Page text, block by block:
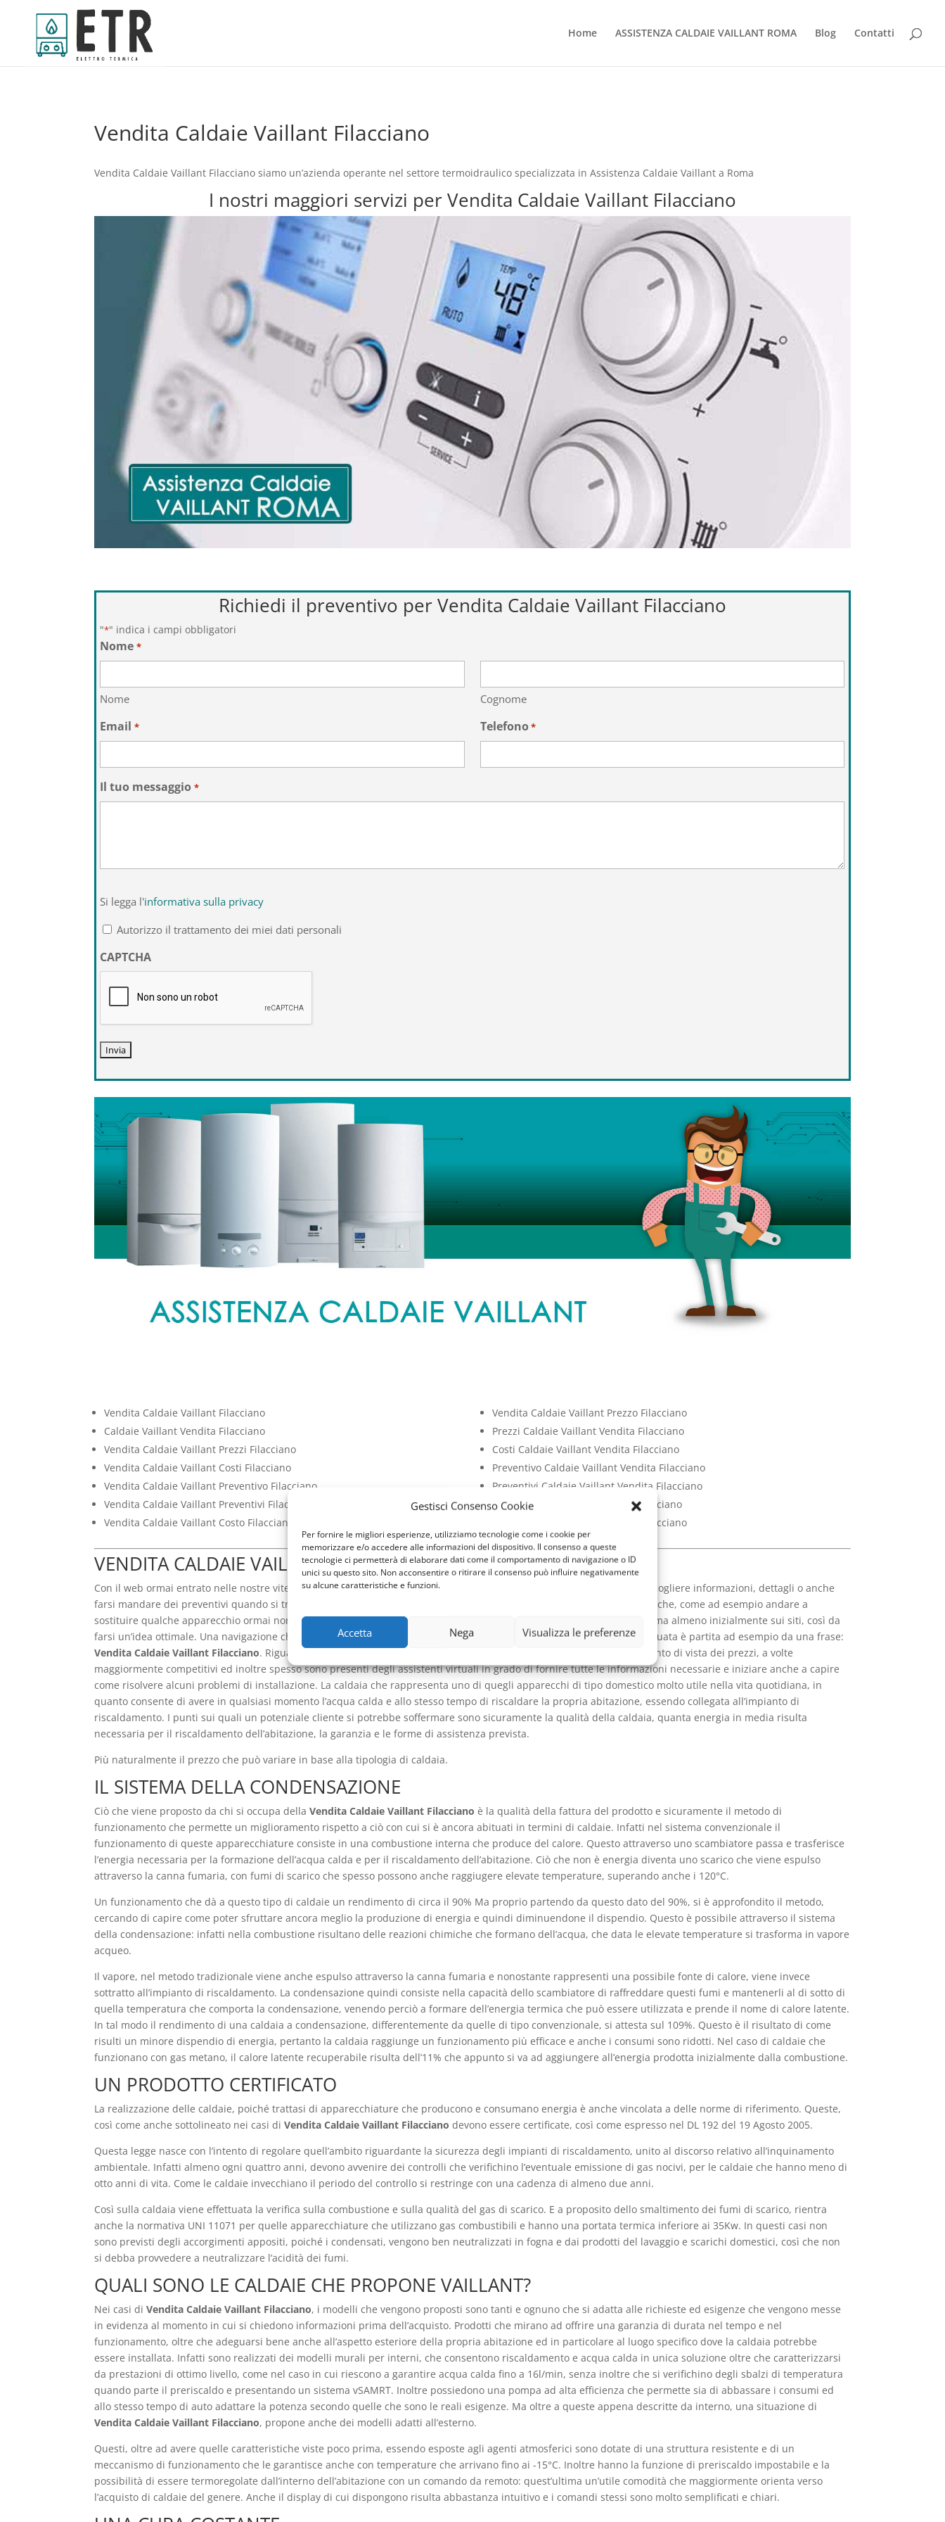
Gestisci Consenso Cookie
Per fornire le migliori esperienze, utilizziamo tecnologie come i cookie per
memorizzare e/o accedere alle informazioni del dispositivo. Il consenso a queste
tecnologie ci permetterà di elaborare dati come il comportamento di navigazione o ID
unici su questo sito. Non acconsentire o ritirare il consenso può influire negativamente
su alcune caratteristiche e funzioni.
Accetta Nega Visualizza le preferenze
Home ASSISTENZA CALDAIE VAILLANT ROMA Blog Contatti
Vendita Caldaie Vaillant Filacciano
Vendita Caldaie Vaillant Filacciano siamo un’azienda operante nel settore termoidraulico specializzata in Assistenza Caldaie Vaillant a Roma
I nostri maggiori servizi per Vendita Caldaie Vaillant Filacciano
Richiedi il preventivo per Vendita Caldaie Vaillant Filacciano
"*" indica i campi obbligatori
Nome *
Nome Cognome
Email * Telefono*
Il tuo messaggio *
legga
l'informativa
privacy
*
Si legga l'informativa sulla privacy
Autorizzo il trattamento dei miei dati personali
CAPTCHA
Vendita Caldaie Vaillant Filacciano
Caldaie Vaillant Vendita Filacciano
Vendita Caldaie Vaillant Prezzi Filacciano
Vendita Caldaie Vaillant Costi Filacciano
Vendita Caldaie Vaillant Preventivo Filacciano
Vendita Caldaie Vaillant Preventivi Filacciano
Vendita Caldaie Vaillant Costo Filacciano
Vendita Caldaie Vaillant Prezzo Filacciano
Prezzi Caldaie Vaillant Vendita Filacciano
Costi Caldaie Vaillant Vendita Filacciano
Preventivo Caldaie Vaillant Vendita Filacciano
Preventivi Caldaie Vaillant Vendita Filacciano
Costo Caldaie Vaillant Vendita Filacciano
Prezzo Caldaie Vaillant Vendita Filacciano
VENDITA CALDAIE VAILLANT
Con il web ormai entrato nelle nostre vite, ogni azione o desiderio, passa attraverso di esso. Su internet si possono raccogliere informazioni, dettagli o anche
farsi mandare dei preventivi quando si tratta di alcuni lavori. Così anche quando si presentano delle necessità domestiche, come ad esempio andare a
sostituire qualche apparecchio ormai non più funzionante o che comporta un notevole dispendio di energia, ci si informa almeno inizialmente sui siti, così da
farsi un’idea ottimale. Una navigazione che può anche portare direttamente all’acquisto, perché magari la ricerca effettuata è partita ad esempio da una frase:
Vendita Caldaie Vaillant Filacciano. Riguardo ad articoli del genere il web può offrire notevoli vantaggi anche da un punto di vista dei prezzi, a volte
maggiormente competitivi ed inoltre spesso sono presenti degli assistenti virtuali in grado di fornire tutte le informazioni necessarie e iniziare anche a capire
come risolvere alcuni problemi di installazione. La caldaia che rappresenta uno di quegli apparecchi di tipo domestico molto utile nella vita quotidiana, in
quanto consente di avere in qualsiasi momento l’acqua calda e allo stesso tempo di riscaldare la propria abitazione, essendo collegata all’impianto di
riscaldamento. I punti sui quali un potenziale cliente si potrebbe soffermare sono sicuramente la qualità della caldaia, quanta energia in media risulta
necessaria per il riscaldamento dell’abitazione, la garanzia e le forme di assistenza prevista.
Più naturalmente il prezzo che può variare in base alla tipologia di caldaia.
IL SISTEMA DELLA CONDENSAZIONE
Ciò che viene proposto da chi si occupa dellaVendita Caldaie Vaillant Filacciano è la qualità della fattura del prodotto e sicuramente il metodo di
funzionamento che permette un miglioramento rispetto a ciò con cui si è ancora abituati in termini di caldaie. Infatti nel sistema convenzionale il
funzionamento di queste apparecchiature consiste in una combustione interna che produce del calore. Questo attraverso uno scambiatore passa e trasferisce
l’energia necessaria per la formazione dell’acqua calda e per il riscaldamento dell’abitazione. Ciò che non è energia diventa uno scarico che viene espulso
attraverso la canna fumaria, con fumi di scarico che spesso possono anche raggiugere elevate temperature, superando anche i 120°C.
Un funzionamento che dà a questo tipo di caldaie un rendimento di circa il 90% Ma proprio partendo da questo dato del 90%, si è approfondito il metodo,
cercando di capire come poter sfruttare ancora meglio la produzione di energia e quindi diminuendone il dispendio. Questo è possibile attraverso il sistema
della condensazione: infatti nella combustione risultano delle reazioni chimiche che formano dell’acqua, che data le elevate temperature si trasforma in vapore
acqueo.
Il vapore, nel metodo tradizionale viene anche espulso attraverso la canna fumaria e nonostante rappresenti una possibile fonte di calore, viene invece
sottratto all’impianto di riscaldamento. La condensazione quindi consiste nella capacità dello scambiatore di raffreddare questi fumi e mantenerli al di sotto di
quella temperatura che comporta la condensazione, venendo perciò a formare dell’energia termica che può essere utilizzata e prende il nome di calore latente.
In tal modo il rendimento di una caldaia a condensazione, differentemente da quelle di tipo convenzionale, si attesta sul 109%. Questo è il risultato di come
risulti un minore dispendio di energia, pertanto la caldaia raggiunge un funzionamento più efficace e anche i consumi sono ridotti. Nel caso di caldaie che
funzionano con gas metano, il calore latente recuperabile risulta dell’11% che appunto si va ad aggiungere all’energia prodotta inizialmente dalla combustione.
UN PRODOTTO CERTIFICATO
La realizzazione delle caldaie, poiché trattasi di apparecchiature che producono e consumano energia è anche vincolata a delle norme di riferimento. Queste,
così come anche sottolineato nei casi diVendita Caldaie Vaillant Filacciano devono essere certificate, così come espresso nel DL 192 del 19 Agosto 2005.
Questa legge nasce con l’intento di regolare quell’ambito riguardante la sicurezza degli impianti di riscaldamento, unito al discorso relativo all’inquinamento
ambientale. Infatti almeno ogni quattro anni, devono avvenire dei controlli che verifichino l’eventuale emissione di gas nocivi, per le caldaie che hanno meno di
otto anni di vita. Come le caldaie invecchiano il periodo del controllo si restringe con una cadenza di almeno due anni.
Così sulla caldaia viene effettuata la verifica sulla combustione e sulla qualità del gas di scarico. E a proposito dello smaltimento dei fumi di scarico, rientra
anche la normativa UNI 11071 per quelle apparecchiature che utilizzano gas combustibili e hanno una portata termica inferiore ai 35Kw. In questi casi non
sono previsti degli accorgimenti appositi, poiché i condensati, vengono ben neutralizzati in fogna e dai prodotti del lavaggio e scarichi domestici, così che non
si debba provvedere a neutralizzare l’acidità dei fumi.
QUALI SONO LE CALDAIE CHE PROPONE VAILLANT?
Nei casi diVendita Caldaie Vaillant Filacciano, i modelli che vengono proposti sono tanti e ognuno che si adatta alle richieste ed esigenze che vengono messe
in evidenza al momento in cui si chiedono informazioni prima dell’acquisto. Prodotti che mirano ad offrire una garanzia di durata nel tempo e nel
funzionamento, oltre che adeguarsi bene anche all’aspetto esteriore della propria abitazione ed in particolare al luogo specifico dove la caldaia potrebbe
essere installata. Infatti sono realizzati dei modelli murali per interni, che consentono riscaldamento e acqua calda in unica soluzione oltre che caratterizzarsi
da prestazioni di ottimo livello, come nel caso in cui riescono a garantire acqua calda fino a 16l/min, senza inoltre che si verifichino degli sbalzi di temperatura
quando parte il preriscaldo e presentando un sistema vSAMRT. Inoltre possiedono una pompa ad alta efficienza che permette sia di abbassare i consumi ed
allo stesso tempo di auto adattare la potenza secondo quelle che sono le reali esigenze. Ma oltre a queste appena descritte da interno, una situazione di
Vendita Caldaie Vaillant Filacciano, propone anche dei modelli adatti all’esterno.
Questi, oltre ad avere quelle caratteristiche viste poco prima, essendo esposte agli agenti atmosferici sono dotate di una struttura resistente e di un
meccanismo di funzionamento che le garantisce anche con temperature che arrivano fino ai -15°C. Inoltre hanno la funzione di preriscaldo impostabile e la
possibilità di essere termoregolate dall’interno dell’abitazione con un comando da remoto: quest’ultima un’utile comodità che maggiormente orienta verso
l’acquisto di caldaie del genere. Anche il display di cui dispongono risulta abbastanza intuitivo e i comandi stessi sono molto semplificati e chiari.